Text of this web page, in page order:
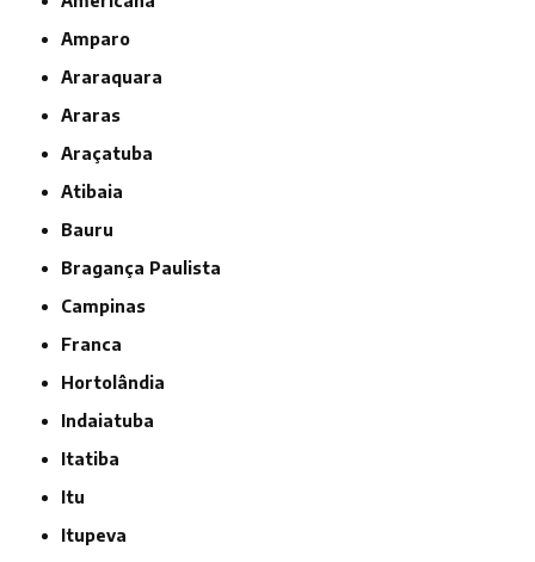
Amparo
Araraquara
Araras
Araçatuba
Atibaia
Bauru
Bragança Paulista
Campinas
Franca
Hortolândia
Indaiatuba
Itatiba
Itu
Itupeva